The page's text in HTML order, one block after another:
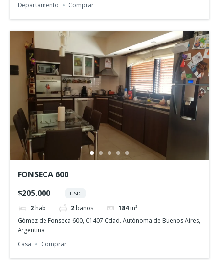
Departamento
Comprar
FONSECA 600
$205.000
USD
2 hab 2 baños 184 m²
Gómez de Fonseca 600, C1407 Cdad. Autónoma de Buenos Aires,
Argentina
Casa
Comprar